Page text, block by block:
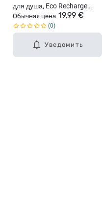
Уведомить
для душа, Eco Recharge
Refill, 1л
Обычная цена 19,99 €
0